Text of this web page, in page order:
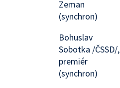
Zeman
(synchron)
Bohuslav
Sobotka /ČSSD/,
premiér
(synchron)